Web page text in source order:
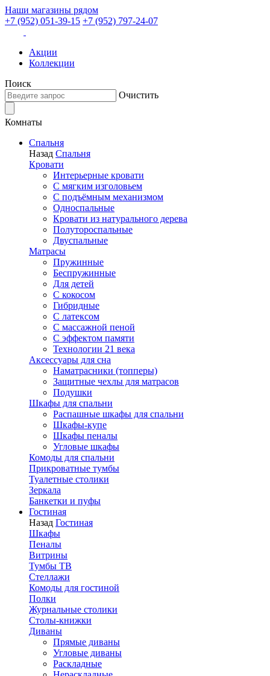
Наши магазины рядом
+7 (952) 051-39-15 +7 (952) 797-24-07
Акции
Коллекции
Поиск
Очистить
Комнаты
Спальня
Назад Спальня
Кровати
Интерьерные кровати
С мягким изголовьем
С подъёмным механизмом
Односпальные
Кровати из натурального дерева
Полутороспальные
Двуспальные
Матрасы
Пружинные
Беспружинные
Для детей
C кокосом
Гибридные
С латексом
С массажной пеной
С эффектом памяти
Технологии 21 века
Аксессуары для сна
Наматрасники (топперы)
Защитные чехлы для матрасов
Подушки
Шкафы для спальни
Распашные шкафы для спальни
Шкафы-купе
Шкафы пеналы
Угловые шкафы
Комоды для спальни
Прикроватные тумбы
Туалетные столики
Зеркала
Банкетки и пуфы
Гостиная
Назад Гостиная
Шкафы
Пеналы
Витрины
Тумбы ТВ
Стеллажи
Комоды для гостиной
Полки
Журнальные столики
Столы-книжки
Диваны
Прямые диваны
Угловые диваны
Раскладные